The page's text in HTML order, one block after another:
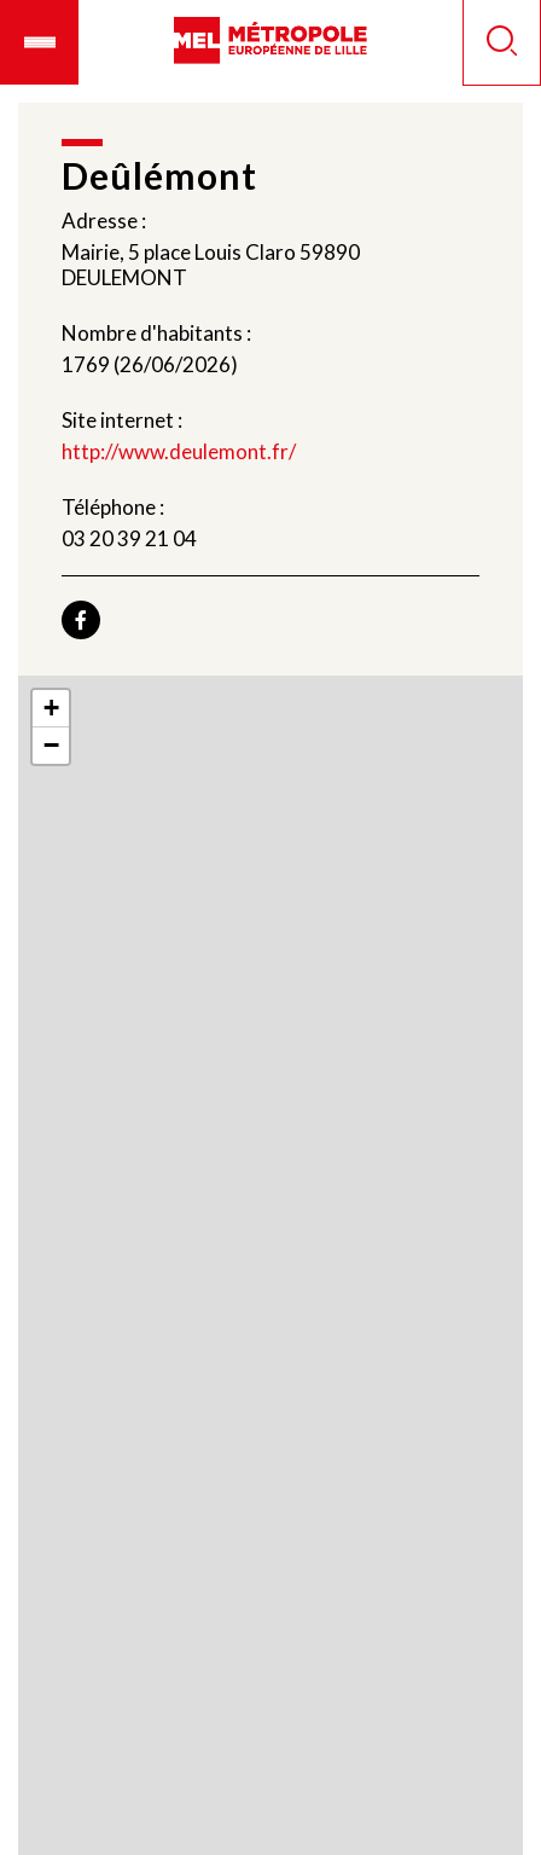
principal
mobile
+
−
Deûlémont
Adresse :
Mairie, 5 place Louis Claro 59890
DEULEMONT
Nombre d'habitants :
1769 (26/06/2026)
Site internet :
http://www.deulemont.fr/
Téléphone :
03 20 39 21 04

Panneau de gestion des cookies